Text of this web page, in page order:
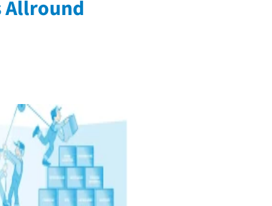
Allround